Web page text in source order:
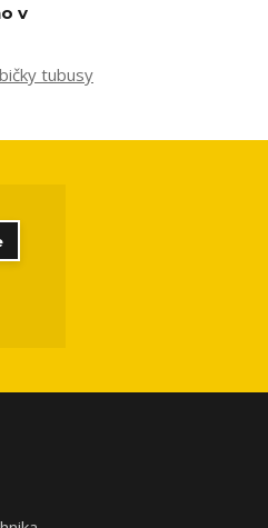
v
tubusy